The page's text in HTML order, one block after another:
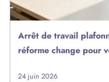
Arrêt de travail
réforme change pour
24 juin 2026